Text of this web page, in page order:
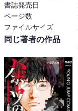
らしく，タカシはなん
極秋会の会長はプティ
は大陸系の患者が多い
来たが，中国マフィ
買の片棒を担がされ
国マフィアの臓器売買
話をする．加藤はタカ
をリュウに襲撃させる．
タカシは院長に蔑ろに
書誌発売日
ページ数
ファイルサイズ
同じ著者の作品